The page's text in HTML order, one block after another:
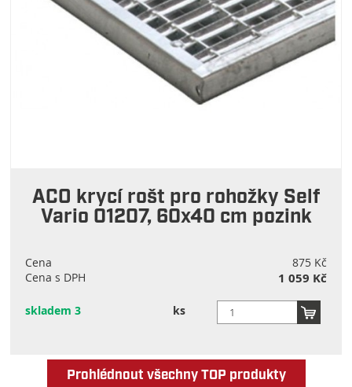
ACO krycí rošt pro rohožky Self
Vario 01207, 60x40 cm pozink
Cena
875 Kč
Cena s DPH
1 059 Kč
skladem 3 ks
Prohlédnout všechny TOP produkty